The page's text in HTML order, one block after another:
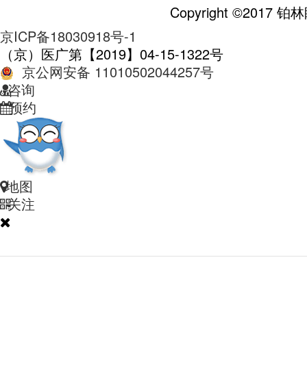
Copyright ©2017 铂
京ICP备18030918号-1
（京）医广第【2019】04-15-1322号
京公网安备 11010502044257号
咨询
预约
地图
关注